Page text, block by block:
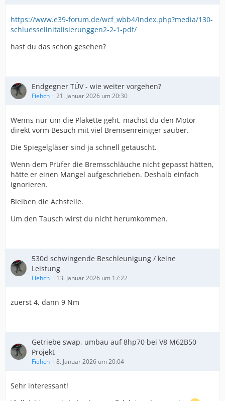
https://www.e39-forum.de/wcf_wbb4/index.php?media/130-
schluesselinitalisierunggen2-2-1-pdf/
hast du das schon gesehen?
Endgegner TÜV - wie weiter vorgehen?
Fiehch 21. Januar 2026 um 20:30
Wenns nur um die Plakette geht, machst du den Motor
direkt vorm Besuch mit viel Bremsenreiniger sauber.
Die Spiegelgläser sind ja schnell getauscht.
Wenn dem Prüfer die Bremsschläuche nicht gepasst hätten,
hätte er einen Mangel aufgeschrieben. Deshalb einfach
ignorieren.
Bleiben die Achsteile.
Um den Tausch wirst du nicht herumkommen.
530d schwingende Beschleunigung / keine
Leistung
Fiehch 13. Januar 2026 um 17:22
zuerst 4, dann 9 Nm
Getriebe swap, umbau auf 8hp70 bei V8 M62B50
Projekt
Fiehch 8. Januar 2026 um 20:04
Sehr interessant!